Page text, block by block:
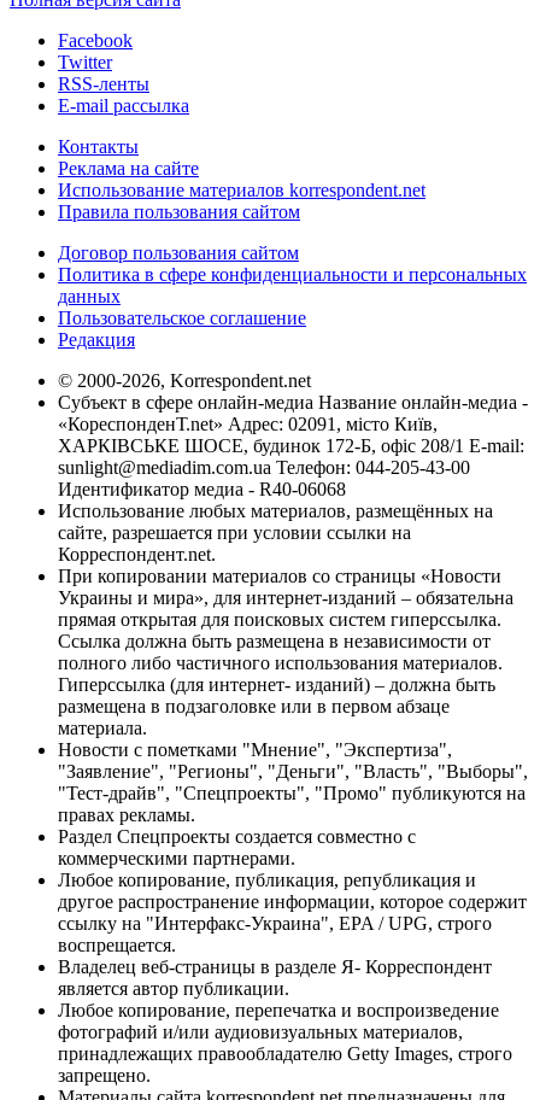
Facebook
Twitter
RSS-ленты
E-mail рассылка
Контакты
Реклама на сайте
Использование материалов korrespondent.net
Правила пользования сайтом
Договор пользования сайтом
Политика в сфере конфиденциальности и персональных
данных
Пользовательское соглашение
Редакция
© 2000-2026, Korrespondent.net
Субъект в сфере онлайн-медиа Название онлайн-медиа -
«КореспонденТ.net» Адрес: 02091, місто Київ,
ХАРКІВСЬКЕ ШОСЕ, будинок 172-Б, офіс 208/1 E-mail:
sunlight@mediadim.com.ua Телефон: 044-205-43-00
Идентификатор медиа - R40-06068
Использование любых материалов, размещённых на
сайте, разрешается при условии ссылки на
Корреспондент.net.
При копировании материалов со страницы «Новости
Украины и мира», для интернет-изданий – обязательна
прямая открытая для поисковых систем гиперссылка.
Ссылка должна быть размещена в независимости от
полного либо частичного использования материалов.
Гиперссылка (для интернет- изданий) – должна быть
размещена в подзаголовке или в первом абзаце
материала.
Новости с пометками "Мнение", "Экспертиза",
"Заявление", "Регионы", "Деньги", "Власть", "Выборы",
"Тест-драйв", "Спецпроекты", "Промо" публикуются на
правах рекламы.
Раздел Спецпроекты создается совместно с
коммерческими партнерами.
Любое копирование, публикация, републикация и
другое распространение информации, которое содержит
ссылку на "Интерфакс-Украина", EPA / UPG, строго
воспрещается.
Владелец веб-страницы в разделе Я- Корреспондент
является автор публикации.
Любое копирование, перепечатка и воспроизведение
фотографий и/или аудиовизуальных материалов,
принадлежащих правообладателю Getty Images, строго
запрещено.